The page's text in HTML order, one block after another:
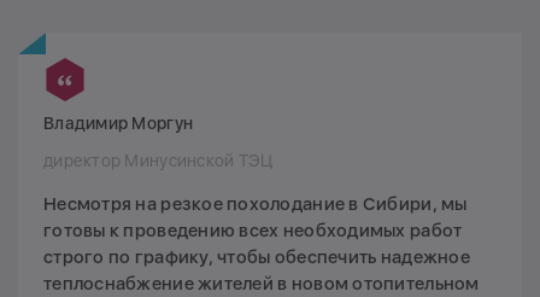
Владимир Моргун
директор Минусинской ТЭЦ
Несмотря на резкое похолодание в Сибири, мы
готовы к проведению всех необходимых работ
строго по графику, чтобы обеспечить надежное
теплоснабжение жителей в новом отопительном